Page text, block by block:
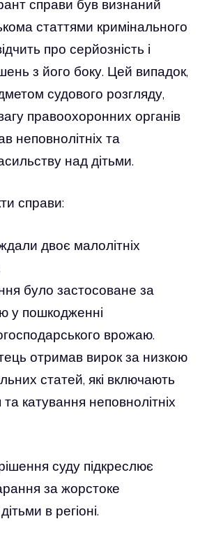
справи був визнаний
статтями кримінального
про серйозність і
з його боку. Цей випадок,
судового розгляду,
правоохоронних органів
неповнолітніх та
над дітьми.
справи:
двоє малолітніх
було застосоване за
у пошкодженні
врожаю.
отримав вирок за низкою
статей, які включають
катування неповнолітніх
суду підкреслює
за жорстоке
в регіоні.